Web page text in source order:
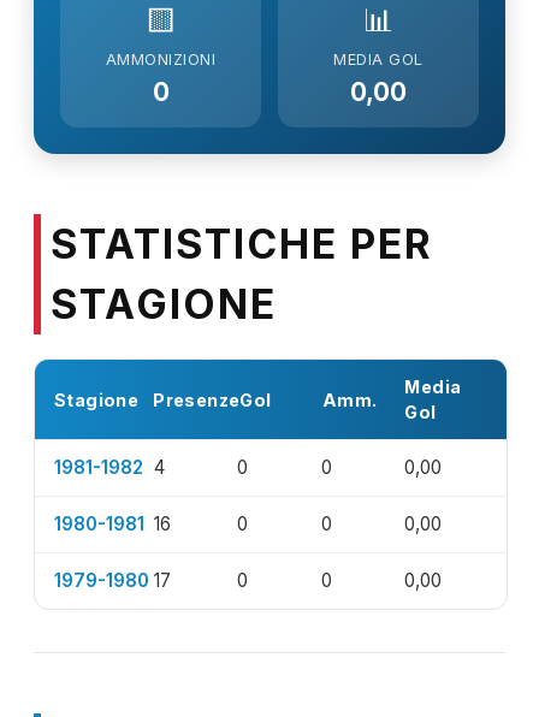
🟨
AMMONIZIONI
0
📊
MEDIA GOL
0,00
STATISTICHE PER
STAGIONE
Stagione PresenzeGol Amm.
Media
Gol
1981-1982 4 0 0 0,00
1980-1981 16 0 0 0,00
1979-1980 17 0 0 0,00